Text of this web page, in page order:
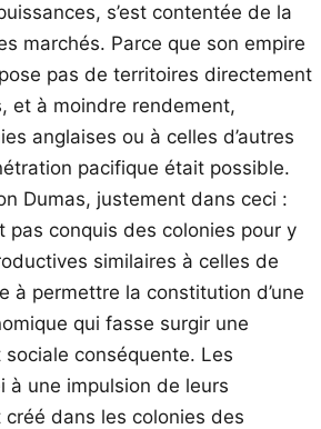
s’est contentée de la
marchés. Parce que son empire
pas de territoires directement
et à moindre rendement,
anglaises ou à celles d’autres
pacifique était possible.
Dumas, justement dans ceci :
pas conquis des colonies pour y
similaires à celles de
à permettre la constitution d’une
qui fasse surgir une
conséquente. Les
à une impulsion de leurs
dans les colonies des